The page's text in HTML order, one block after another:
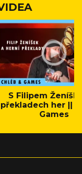
S Filipem
překladech her ||
Games